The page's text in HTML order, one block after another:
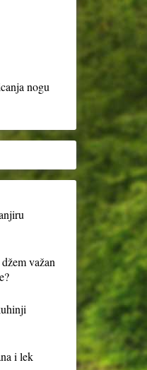
nogu
važan
i lek